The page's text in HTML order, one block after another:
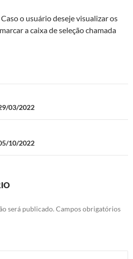
o usuário deseje visualizar os
a caixa de seleção chamada
03/2022
10/2022
será publicado. Campos obrigatórios